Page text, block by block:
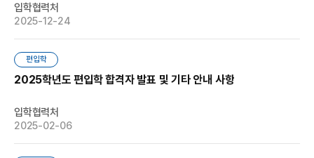
입학협력처
2025-12-24
편입학
2025학년도 편입학 합격자 발표 및 기타 안내 사항
입학협력처
2025-02-06